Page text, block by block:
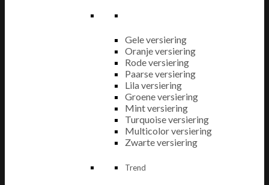
Gele versiering
Oranje versiering
Rode versiering
Paarse versiering
Lila versiering
Groene versiering
Mint versiering
Turquoise versiering
Multicolor versiering
Zwarte versiering
Trend